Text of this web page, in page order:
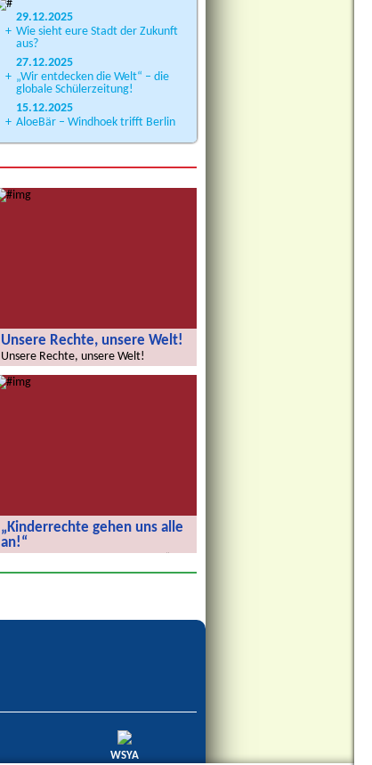
29.12.2025
+ Wie sieht eure Stadt der Zukunft
aus?
27.12.2025
+ „Wir entdecken die Welt“ – die
globale Schülerzeitung!
15.12.2025
+ AloeBär – Windhoek trifft Berlin
Unsere Rechte, unsere Welt!
Unsere Rechte, unsere Welt!
„Kinderrechte gehen uns alle
an!“
WSYA